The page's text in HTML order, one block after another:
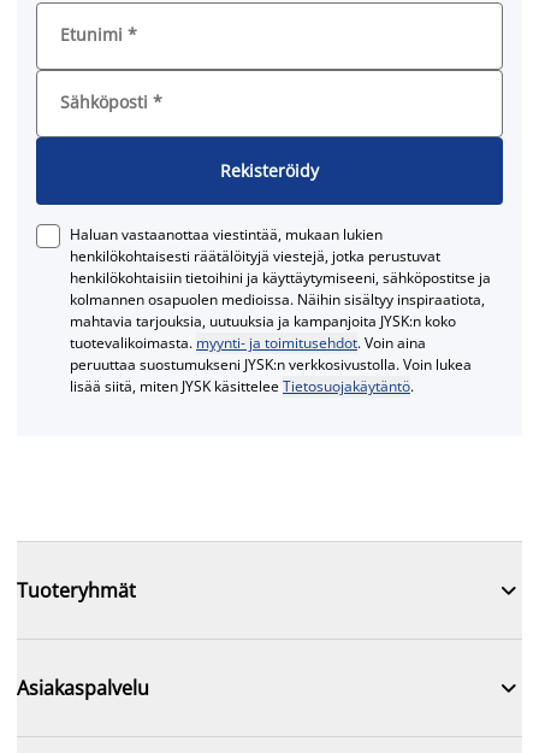
Etunimi *
Sähköposti *
Rekisteröidy
Haluan vastaanottaa viestintää, mukaan lukien
henkilökohtaisesti räätälöityjä viestejä, jotka perustuvat
henkilökohtaisiin tietoihini ja käyttäytymiseeni, sähköpostitse ja
kolmannen osapuolen medioissa. Näihin sisältyy inspiraatiota,
mahtavia tarjouksia, uutuuksia ja kampanjoita JYSK:n koko
tuotevalikoimasta. myynti- ja toimitusehdot. Voin aina
peruuttaa suostumukseni JYSK:n verkkosivustolla. Voin lukea
lisää siitä, miten JYSK käsitteleeTietosuojakäytäntö.
Tuoteryhmät 
Asiakaspalvelu 